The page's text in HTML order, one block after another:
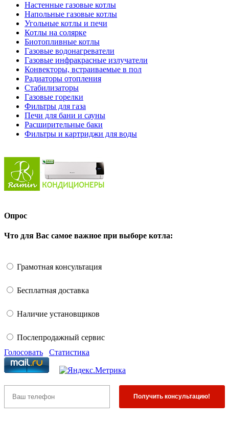
Настенные газовые котлы
Напольные газовые котлы
Угольные котлы и печи
Котлы на солярке
Биотопливные котлы
Газовые водонагреватели
Газовые инфракрасные излучатели
Конвекторы, встраиваемые в пол
Радиаторы отопления
Стабилизаторы
Газовые горелки
Фильтры для газа
Печи для бани и сауны
Расширительные баки
Фильтры и картриджи для воды
Опрос
Что для Вас самое важное при выборе котла:
Грамотная консультация
Бесплатная доставка
Наличие установщиков
Послепродажный сервис
Голосовать
Статистика